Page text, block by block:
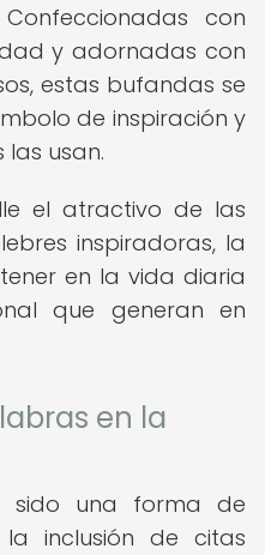
con
y adornadas con
estas bufandas se
de inspiración y
usan.
el atractivo de las
inspiradoras, la
en la vida diaria
que generan en
en la
sido una forma de
la inclusión de citas